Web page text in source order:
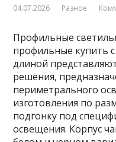
04.07.2026 Разное
Профильные
профильные купить
длиной
решения,
периметрального
изготовления по
подгонку под
освещения. Корпус